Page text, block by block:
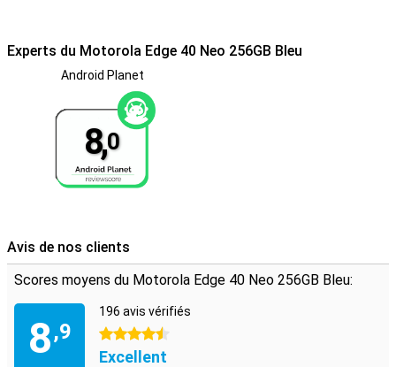
Experts du Motorola Edge 40 Neo 256GB Bleu
Android Planet
8,0
Avis de nos clients
Scores moyens du Motorola Edge 40 Neo 256GB Bleu:
8,9
196 avis vérifiés
4.5 étoiles
Excellent